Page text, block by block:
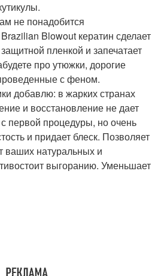
не понадобится
Blowout кератин сделает
пленкой и запечатает
про утюжки, дорогие
с феном.
добавлю: в жарких странах
и восстановление не дает
первой процедуры, но очень
и придает блеск. Позволяет
ваших натуральных и
выгоранию. Уменьшает